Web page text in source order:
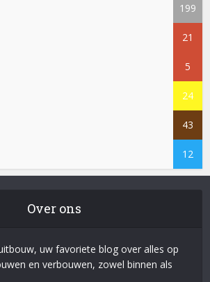
199
21
5
24
43
12
Over ons
uw favoriete blog over alles op
en verbouwen, zowel binnen als